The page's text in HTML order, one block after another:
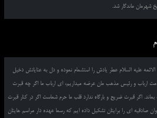
شهرمان ماندگار شد.
علیه السلام عطر یادش را استشمام نموده و دل به عنایاتش دخیل
ارباب و رئیس مذهب مان عرضه میداریم، ای ارباب ما اگر چه قبرت
اگر قبرت ضریح و بارگاه ندارد قلب ما حرم شماست اگر در کنار قبرت
صادقیه ای را برایتان تشکیل داده ایم که رسما عهده دار مراسم هایتان